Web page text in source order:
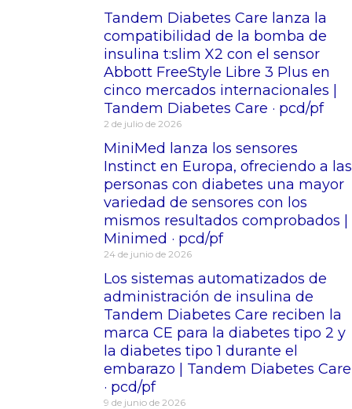
Tandem Diabetes Care lanza la
compatibilidad de la bomba de
insulina t:slim X2 con el sensor
Abbott FreeStyle Libre 3 Plus en
cinco mercados internacionales |
Tandem Diabetes Care · pcd/pf
2 de julio de 2026
MiniMed lanza los sensores
Instinct en Europa, ofreciendo a las
personas con diabetes una mayor
variedad de sensores con los
mismos resultados comprobados |
Minimed · pcd/pf
24 de junio de 2026
Los sistemas automatizados de
administración de insulina de
Tandem Diabetes Care reciben la
marca CE para la diabetes tipo 2 y
la diabetes tipo 1 durante el
embarazo | Tandem Diabetes Care
· pcd/pf
9 de junio de 2026